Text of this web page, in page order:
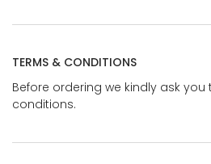
TERMS & CONDITIONS
Before ordering we kindly ask
conditions.